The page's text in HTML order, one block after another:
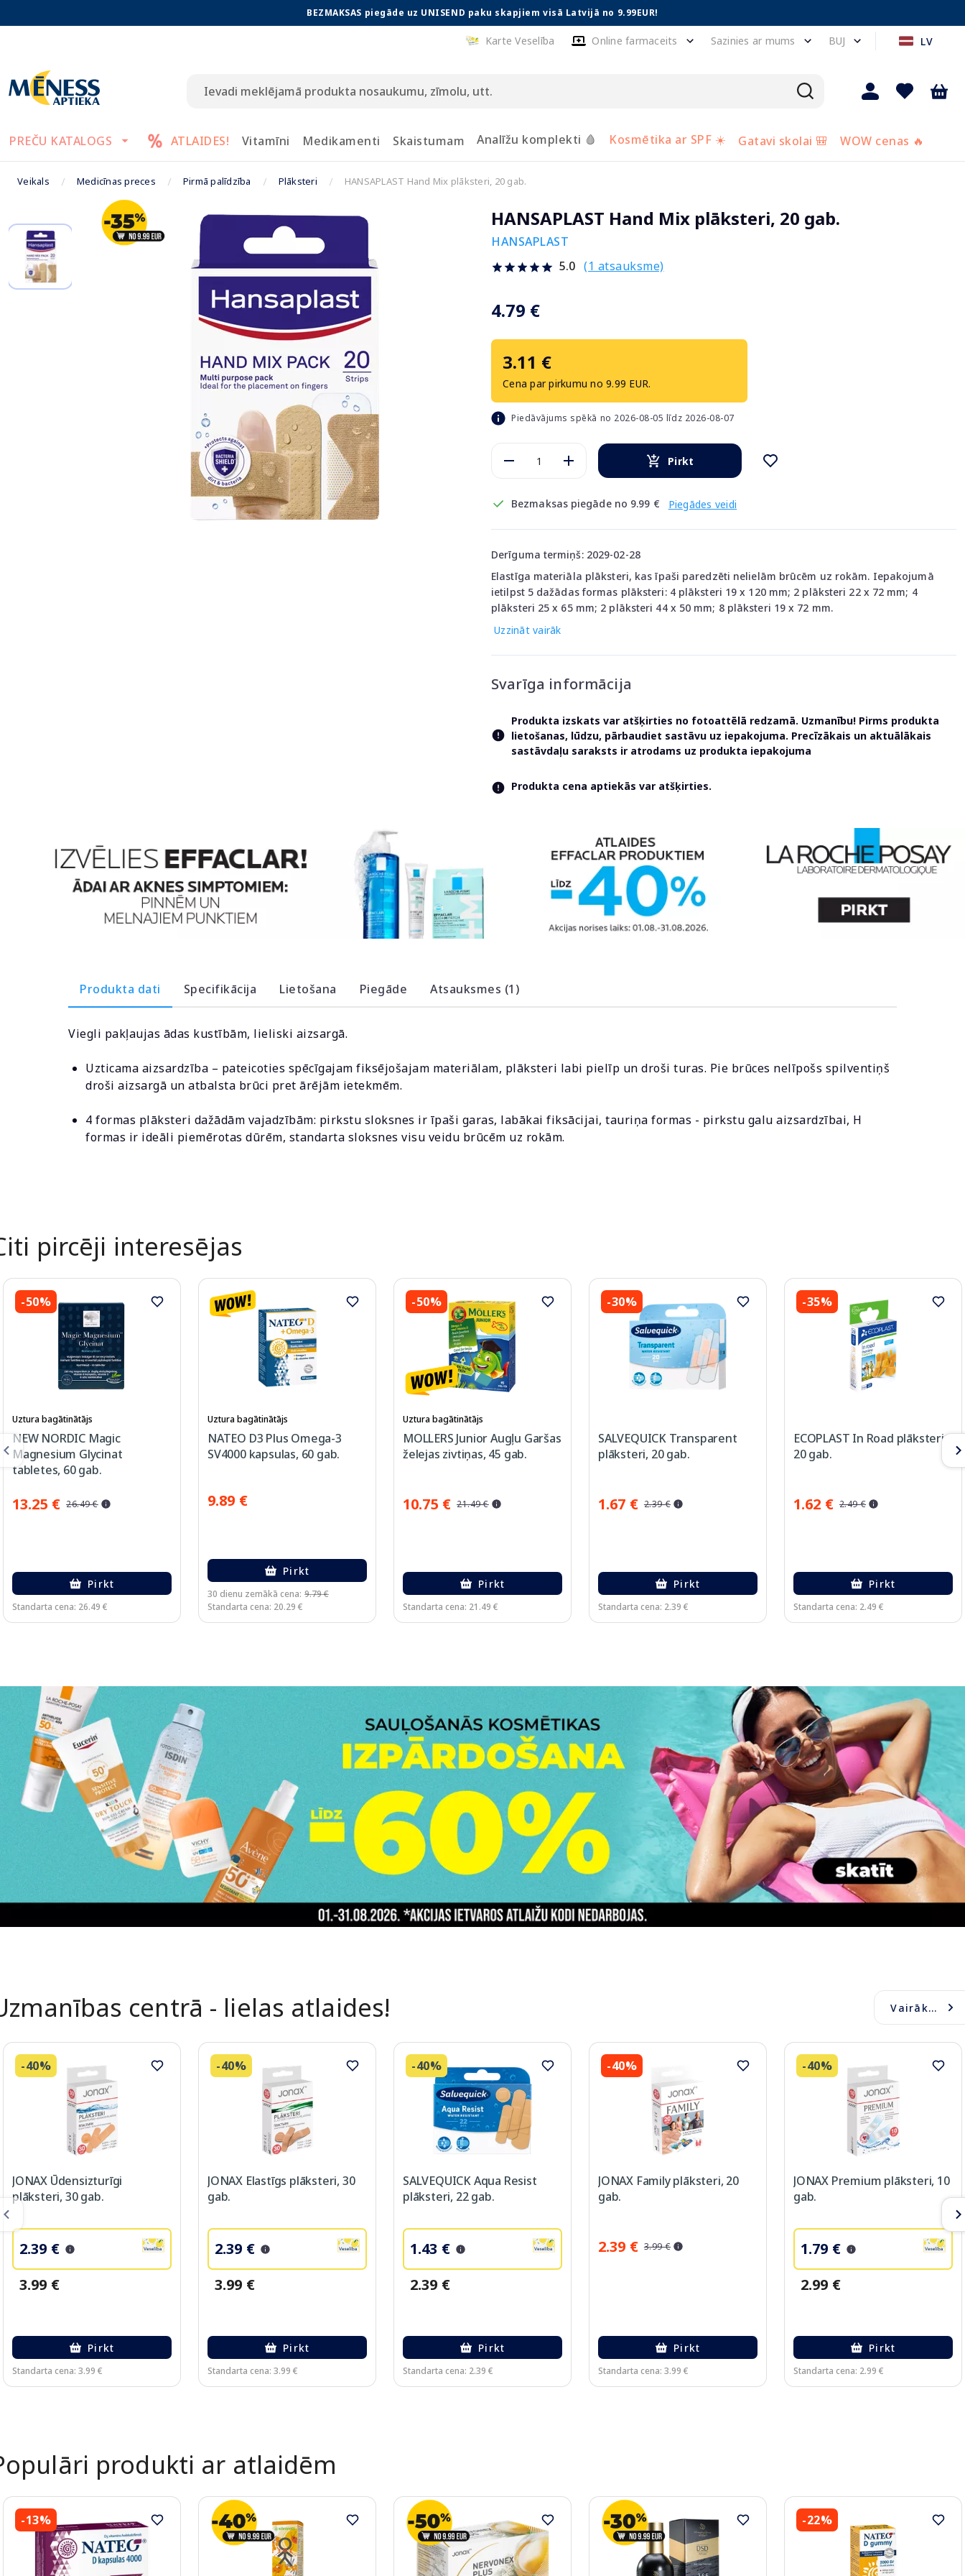
BEZMAKSAS piegāde uz UNISEND paku skapjiem visā Latvijā no 9.99EUR!
Karte Veselība Online farmaceits Sazinies ar mums BUJ LV
PREČU KATALOGS ATLAIDES! Vitamīni Medikamenti Skaistumam Analīžu komplekti 🩸 Kosmētika ar SPF ☀️ Gatavi skolai 🎒 WOW cenas 🔥
Veikals Medicīnas preces Pirmā palīdzība Plāksteri HANSAPLAST Hand Mix plāksteri, 20 gab.
HANSAPLAST Hand Mix plāksteri, 20 gab.
HANSAPLAST
5.0 (1 atsauksme)
4.79 €
3.11 €
Cena par pirkumu no 9.99 EUR.
Piedāvājums spēkā no 2026-08-05 līdz 2026-08-07
Pirkt
Bezmaksas piegāde no 9.99 € Piegādes veidi
Derīguma termiņš: 2029-02-28
Elastīga materiāla plāksteri, kas īpaši paredzēti nelielām brūcēm uz rokām. Iepakojumā
ietilpst 5 dažādas formas plāksteri: 4 plāksteri 19 x 120 mm; 2 plāksteri 22 x 72 mm; 4
plāksteri 25 x 65 mm; 2 plāksteri 44 x 50 mm; 8 plāksteri 19 x 72 mm.
Uzzināt vairāk
Svarīga informācija
Produkta izskats var atšķirties no fotoattēlā redzamā. Uzmanību! Pirms produkta
lietošanas, lūdzu, pārbaudiet sastāvu uz iepakojuma. Precīzākais un aktuālākais
sastāvdaļu saraksts ir atrodams uz produkta iepakojuma
Produkta cena aptiekās var atšķirties.
Produkta dati Specifikācija Lietošana Piegāde Atsauksmes (1)
Viegli pakļaujas ādas kustībām, lieliski aizsargā.
Uzticama aizsardzība – pateicoties spēcīgajam fiksējošajam materiālam, plāksteri labi pielīp un droši turas. Pie brūces nelīpošs spilventiņš
droši aizsargā un atbalsta brūci pret ārējām ietekmēm.
4 formas plāksteri dažādām vajadzībām: pirkstu sloksnes ir īpaši garas, labākai fiksācijai, tauriņa formas - pirkstu galu aizsardzībai, H
formas ir ideāli piemērotas dūrēm, standarta sloksnes visu veidu brūcēm uz rokām.
pircēji interesējas
-50%
Uztura bagātinātājs
NEW NORDIC Magic
Magnesium Glycinat
tabletes, 60 gab.
13.25 € 26.49 €
Pirkt
Standarta cena: 26.49 €
Uztura bagātinātājs
NATEO D3 Plus Omega-3
SV4000 kapsulas, 60 gab.
9.89 €
Pirkt
30 dienu zemākā cena: 9.79 €
Standarta cena: 20.29 €
-50%
Uztura bagātinātājs
MOLLERS Junior Augļu Garšas
želejas zivtiņas, 45 gab.
10.75 € 21.49 €
Pirkt
Standarta cena: 21.49 €
-30%
SALVEQUICK Transparent
plāksteri, 20 gab.
1.67 € 2.39 €
Pirkt
Standarta cena: 2.39 €
-35%
ECOPLAST In Road plāksteri,
20 gab.
1.62 € 2.49 €
Pirkt
Standarta cena: 2.49 €
centrā - lielas atlaides! Vairāk...
-40%
JONAX Ūdensizturīgi
plāksteri, 30 gab.
2.39 €
3.99 €
Pirkt
Standarta cena: 3.99 €
-40%
JONAX Elastīgs plāksteri, 30
gab.
2.39 €
3.99 €
Pirkt
Standarta cena: 3.99 €
-40%
SALVEQUICK Aqua Resist
plāksteri, 22 gab.
1.43 €
2.39 €
Pirkt
Standarta cena: 2.39 €
-40%
JONAX Family plāksteri, 20
gab.
2.39 € 3.99 €
Pirkt
Standarta cena: 3.99 €
-40%
JONAX Premium plāksteri, 10
gab.
1.79 €
2.99 €
Pirkt
Standarta cena: 2.99 €
produkti ar atlaidēm
-13% -22%